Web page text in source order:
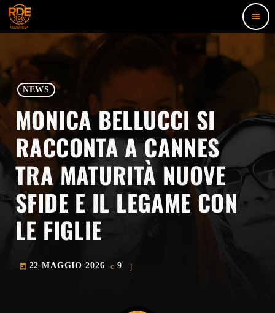
menu
NEWS
MONICA BELLUCCI SI
RACCONTA A CANNES
TRA MATURITÀ NUOVE
SFIDE E IL LEGAME CON
LE FIGLIE
today 22 MAGGIO 2026 9